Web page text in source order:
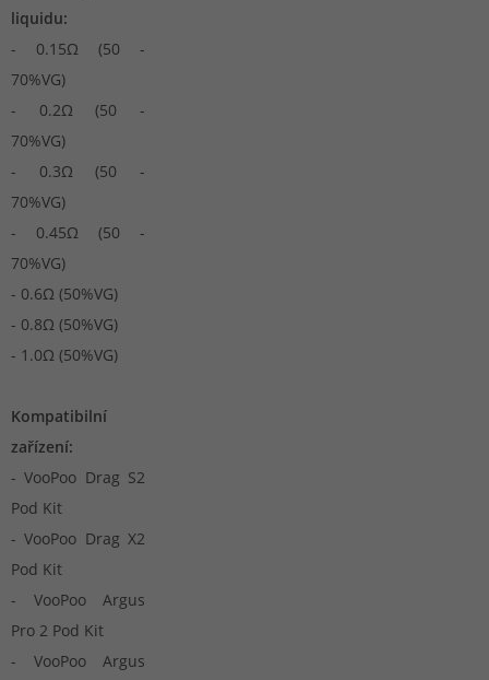
liquidu:
- 0.15Ω (50 -
70%VG)
- 0.2Ω (50 -
70%VG)
- 0.3Ω (50 -
70%VG)
- 0.45Ω (50 -
70%VG)
- 0.6Ω (50%VG)
- 0.8Ω (50%VG)
- 1.0Ω (50%VG)
Kompatibilní
zařízení:
- VooPoo Drag S2
Pod Kit
- VooPoo Drag X2
Pod Kit
- VooPoo Argus
Pro 2 Pod Kit
- VooPoo Argus